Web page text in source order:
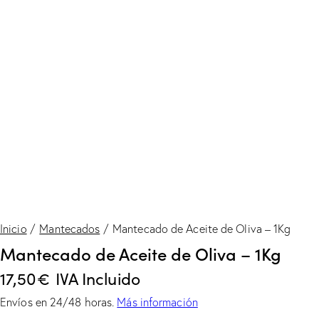
Inicio Mantecados Mantecado de Aceite de Oliva – 1Kg
Mantecado de Aceite de Oliva – 1Kg
17,50€ IVA Incluido
Envíos en 24/48 horas. Más información